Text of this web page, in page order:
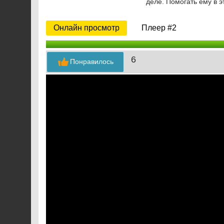
Онлайн просмотр Плеер #2
6
Понравилось